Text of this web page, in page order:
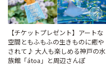
【チケットプレゼント】アートな
空間ともふもふの生きものに癒や
されて♪ 大人も楽しめる神戸の水
族館「átoa」と周辺さんぽ